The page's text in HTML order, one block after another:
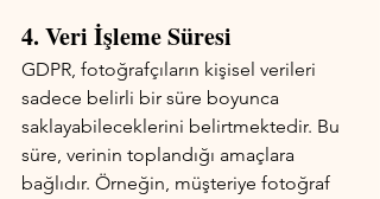
4. Veri İşleme Süresi
GDPR, fotoğrafçıların kişisel verileri
sadece belirli bir süre boyunca
saklayabileceklerini belirtmektedir. Bu
süre, verinin toplandığı amaçlara
bağlıdır. Örneğin, müşteriye fotoğraf